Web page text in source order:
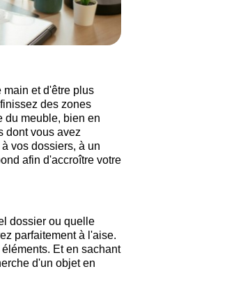
main et d'être plus
des zones
du meuble, bien en
dont vous avez
vos dossiers, à un
afin d'accroître votre
dossier ou quelle
parfaitement à l'aise.
Et en sachant
d'un objet en